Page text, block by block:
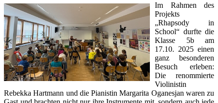
Im Rahmen des
Projekts
„Rhapsody in
School“ durfte die
Klasse 5b am
17.10. 2025 einen
ganz besonderen
Besuch erleben:
Die renommierte
Violinistin
Rebekka Hartmann und die Pianistin Margarita Oganesjan waren zu